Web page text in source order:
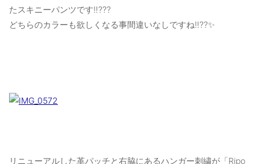
たスキニーパンツです‼️???
どちらのカラーも欲しくなる事間違いなしですね‼️??✨
リニューアルした革パッチと右脇にあるハンガー刺繍が「Ripo